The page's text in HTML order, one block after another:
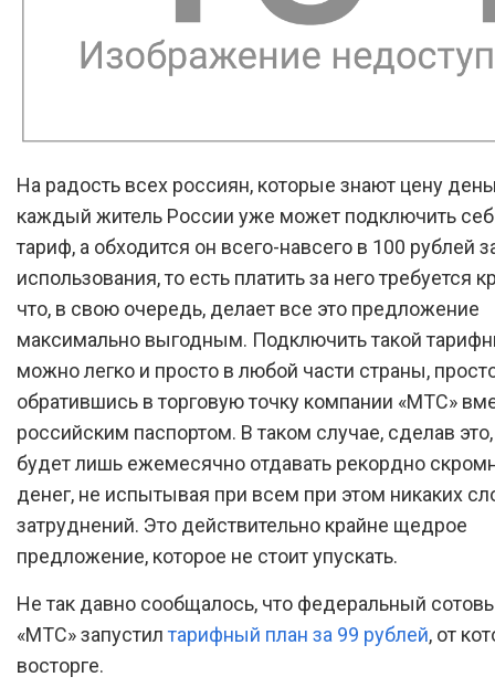
На радость всех россиян, которые знают цену
каждый житель России уже может подключить
тариф, а обходится он всего-навсего в 100 рублей
использования, то есть платить за него требуется
что, в свою очередь, делает все это предложение
максимально выгодным. Подключить такой
можно легко и просто в любой части страны,
обратившись в торговую точку компании «МТС»
российским паспортом. В таком случае, сделав
будет лишь ежемесячно отдавать рекордно
денег, не испытывая при всем при этом никаких
затруднений. Это действительно крайне щедрое
предложение, которое не стоит упускать.
Не так давно сообщалось, что федеральный
«МТС» запустилтарифный план за 99 рублей, от
восторге.